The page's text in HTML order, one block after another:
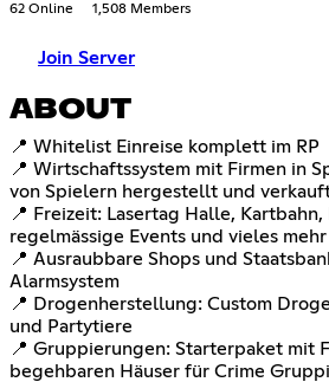
62 Online 1,508 Members
Join Server
ABOUT
📍 Whitelist Einreise komplett im RP
📍 Wirtschaftssystem mit Firmen in
von Spielern hergestellt und
📍 Freizeit: Lasertag Halle, Kartbahn,
regelmässige Events und vieles mehr
📍 Ausraubbare Shops und
Alarmsystem
📍 Drogenherstellung: Custom
und Partytiere
📍 Gruppierungen: Starterpaket mit
begehbaren Häuser für Crime